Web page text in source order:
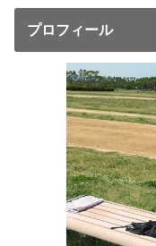
プロフィール